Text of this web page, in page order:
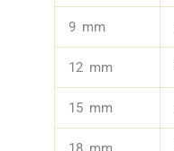
9 mm
12 mm
15 mm